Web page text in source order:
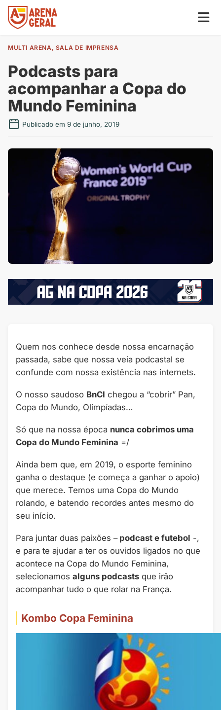
MULTI ARENA , SALA DE IMPRENSA
Podcasts para
acompanhar a Copa do
Mundo Feminina
Publicado em 9 de junho, 2019
Quem nos conhece desde nossa encarnação
passada, sabe que nossa veia podcastal se
confunde com nossa existência nas internets.
O nosso saudoso BnCI chegou a “cobrir” Pan,
Copa do Mundo, Olimpíadas…
Só que na nossa época nunca cobrimos uma
Copa do Mundo Feminina =/
Ainda bem que, em 2019, o esporte feminino
ganha o destaque (e começa a ganhar o apoio)
que merece. Temos uma Copa do Mundo
rolando, e batendo recordes antes mesmo do
seu início.
Para juntar duas paixões –podcast e futebol -,
e para te ajudar a ter os ouvidos ligados no que
acontece na Copa do Mundo Feminina,
selecionamos alguns podcasts que irão
acompanhar tudo o que rolar na França.
Kombo Copa Feminina